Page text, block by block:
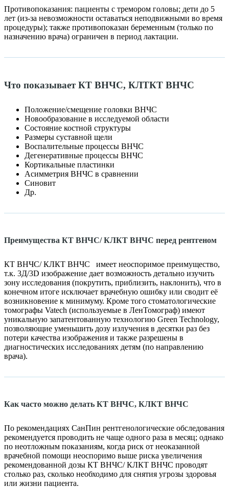
Противопоказания: пациенты с тремором головы; дети до 5
лет (из-за невозможности оставаться неподвижными во время
процедуры); также противопоказан беременным (только по
назначению врача) ограничен в период лактации.
Что показывает КТ ВНЧС, КЛТКТ ВНЧС
Положение/смещение головки ВНЧС
Новообразование в исследуемой области
Состояние костной структуры
Размеры суставной щели
Воспалительные процессы ВНЧС
Дегенеративные процессы ВНЧС
Кортикальные пластинки
Асимметрия ВНЧС в сравнении
Синовит
Др.
Преимущества КТ ВНЧС/ КЛКТ ВНЧС перед рентгеном
КТ ВНЧС/ КЛКТ ВНЧС
имеет неоспоримое преимущество,
т.к. 3Д/3D изображение дает возможность детально изучить
зону исследования (покрутить, приблизить, наклонить), что в
конечном итоге исключает врачебную ошибку или сводит её
возникновение к минимуму. Кроме того стоматологические
томографы Vatech (используемые в ЛенТомограф) имеют
уникальную запатентованную технологию Green Technology,
позволяющие уменьшить дозу излучения в десятки раз без
потери качества изображения и также разрешены в
диагностических исследованиях детям (по направлению
врача).
Как часто можно делать КТ ВНЧС, КЛКТ ВНЧС
По рекомендациях СанПин рентгенологические обследования
рекомендуется проводить не чаще одного раза в месяц; однако
по неотложным показаниям, когда риск от неоказанной
врачебной помощи неоспоримо выше риска увеличения
рекомендованной дозы КТ ВНЧС/ КЛКТ ВНЧС проводят
столько раз, сколько необходимо для снятия угрозы здоровья
или жизни пациента.